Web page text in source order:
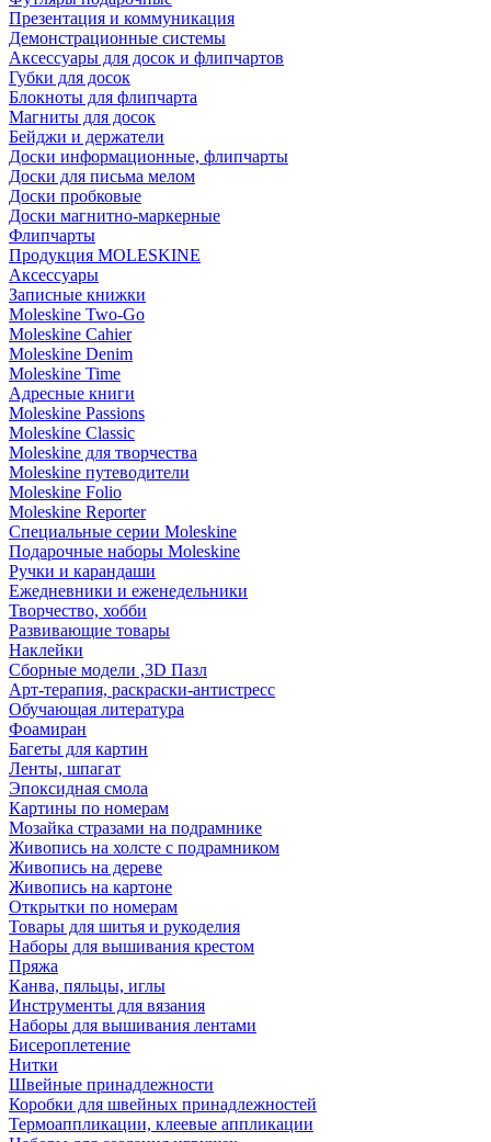
Презентация и коммуникация
Демонстрационные системы
Аксессуары для досок и флипчартов
Губки для досок
Блокноты для флипчарта
Магниты для досок
Бейджи и держатели
Доски информационные, флипчарты
Доски для письма мелом
Доски пробковые
Доски магнитно-маркерные
Флипчарты
Продукция MOLESKINE
Аксессуары
Записные книжки
Moleskine Two-Go
Moleskine Cahier
Moleskine Denim
Moleskine Time
Адресные книги
Moleskine Passions
Moleskine Classic
Moleskine для творчества
Moleskine путеводители
Moleskine Folio
Moleskine Reporter
Специальные серии Moleskine
Подарочные наборы Moleskine
Ручки и карандаши
Ежедневники и еженедельники
Творчество, хобби
Развивающие товары
Наклейки
Сборные модели ,3D Пазл
Арт-терапия, раскраски-антистресс
Обучающая литература
Фоамиран
Багеты для картин
Ленты, шпагат
Эпоксидная смола
Картины по номерам
Мозайка стразами на подрамнике
Живопись на холсте с подрамником
Живопись на дереве
Живопись на картоне
Открытки по номерам
Товары для шитья и рукоделия
Наборы для вышивания крестом
Пряжа
Канва, пяльцы, иглы
Инструменты для вязания
Наборы для вышивания лентами
Бисероплетение
Нитки
Швейные принадлежности
Коробки для швейных принадлежностей
Термоаппликации, клеевые аппликации